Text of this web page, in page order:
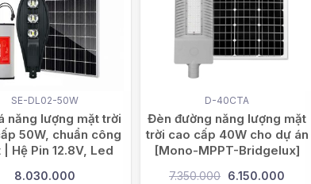
SE-DL02-50W
năng lượng mặt trời
50W, chuẩn công
| Hệ Pin 12.8V, Led
8.030.000
D-40CTA
Đèn đường năng lượng mặt
trời cao cấp 40W cho dự án
[Mono-MPPT-Bridgelux]
7.350.000 6.150.000